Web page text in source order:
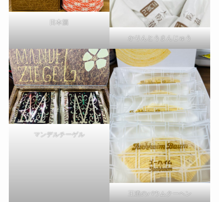
日本酒
かりんとうまんじゅう
マンデルチーゲル
王道のバウムクーヘン